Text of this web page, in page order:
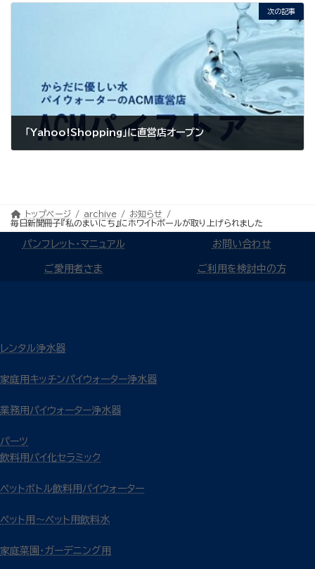
次の記事
「Yahoo!Shopping」に直営店オープン
トップページ archive
お知らせ
毎日新聞冊子『私のまいにち』にホワイトボールが取り上げられました
パンフレット・マニュアル お問い合わせ
ご愛用者さま ご利用を検討中の方
レンタル浄水器
家庭用キッチンパイウォーター浄水器
業務用パイウォーター浄水器
パーツ
飲料用パイ化セラミック
ペットボトル飲料用パイウォーター
ペット用～ペット用飲料水
家庭菜園・ガーデニング用